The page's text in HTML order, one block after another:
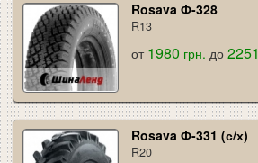
Rosava Ф-328
R13
от 1980 грн. до2251
Rosava Ф-331 (с/х)
R20